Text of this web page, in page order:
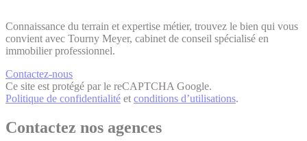
Connaissance du terrain et expertise métier, trouvez le bien qui vous
convient avec Tourny Meyer, cabinet de conseil spécialisé en
immobilier professionnel.
Contactez-nous
Ce site est protégé par le reCAPTCHA Google.
Politique de confidentialité et conditions d’utilisations.
Contactez nos agences